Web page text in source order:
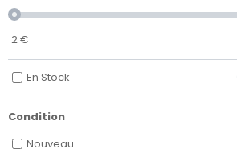
2€
En Stock
Condition
Nouveau